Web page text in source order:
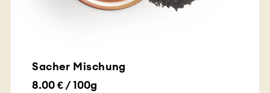
Sacher Mischung
8.00 € / 100g